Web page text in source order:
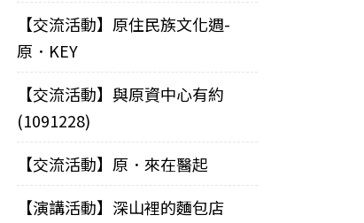
【交流活動】原住民族文化週-
原．KEY
【交流活動】與原資中心有約
(1091228)
【交流活動】原．來在醫起
【演講活動】深山裡的麵包店